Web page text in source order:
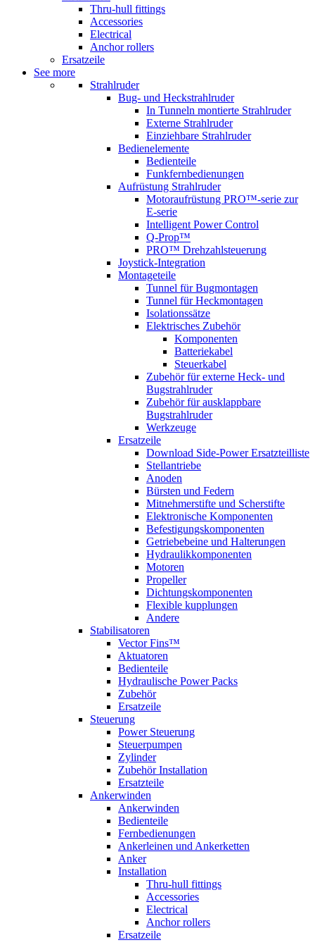
Thru-hull fittings
Accessories
Electrical
Anchor rollers
Ersatzeile
See more
Strahlruder
Bug- und Heckstrahlruder
In Tunneln montierte Strahlruder
Externe Strahlruder
Einziehbare Strahlruder
Bedienelemente
Bedienteile
Funkfernbedienungen
Aufrüstung Strahlruder
Motoraufrüstung PRO™-serie zur
E-serie
Intelligent Power Control
Q-Prop™
PRO™ Drehzahlsteuerung
Joystick-Integration
Montageteile
Tunnel für Bugmontagen
Tunnel für Heckmontagen
Isolationssätze
Elektrisches Zubehör
Komponenten
Batteriekabel
Steuerkabel
Zubehör für externe Heck- und
Bugstrahlruder
Zubehör für ausklappbare
Bugstrahlruder
Werkzeuge
Ersatzeile
Download Side-Power Ersatzteilliste
Stellantriebe
Anoden
Bürsten und Federn
Mitnehmerstifte und Scherstifte
Elektronische Komponenten
Befestigungskomponenten
Getriebebeine und Halterungen
Hydraulikkomponenten
Motoren
Propeller
Dichtungskomponenten
Flexible kupplungen
Andere
Stabilisatoren
Vector Fins™
Aktuatoren
Bedienteile
Hydraulische Power Packs
Zubehör
Ersatzeile
Steuerung
Power Steuerung
Steuerpumpen
Zylinder
Zubehör Installation
Ersatzteile
Ankerwinden
Ankerwinden
Bedienteile
Fernbedienungen
Ankerleinen und Ankerketten
Anker
Installation
Thru-hull fittings
Accessories
Electrical
Anchor rollers
Ersatzeile